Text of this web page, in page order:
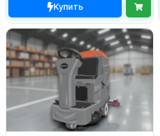
Купить